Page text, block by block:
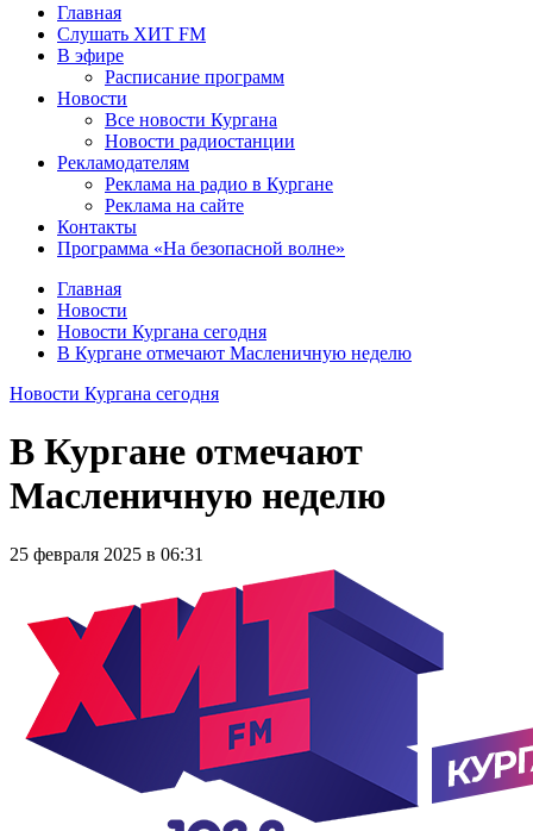
Главная
Слушать ХИТ FM
В эфире
Расписание программ
Новости
Все новости Кургана
Новости радиостанции
Рекламодателям
Реклама на радио в Кургане
Реклама на сайте
Контакты
Программа «На безопасной волне»
Главная
Новости
Новости Кургана сегодня
В Кургане отмечают Масленичную неделю
Новости Кургана сегодня
В Кургане отмечают
Масленичную неделю
25 февраля 2025 в 06:31